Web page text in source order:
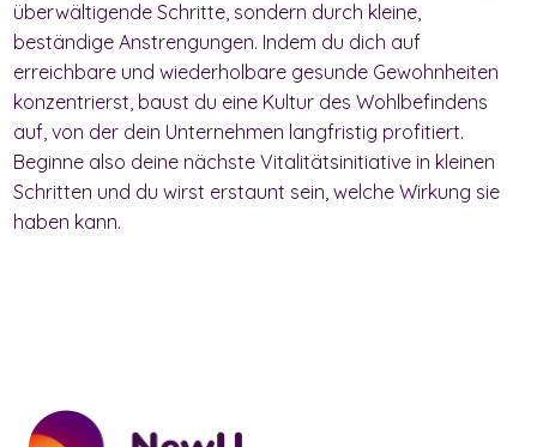
überwältigende Schritte, sondern durch kleine,
beständige Anstrengungen. Indem du dich auf
erreichbare und wiederholbare gesunde Gewohnheiten
konzentrierst, baust du eine Kultur des Wohlbefindens
auf, von der dein Unternehmen langfristig profitiert.
Beginne also deine nächste Vitalitätsinitiative in kleinen
Schritten und du wirst erstaunt sein, welche Wirkung sie
haben kann.